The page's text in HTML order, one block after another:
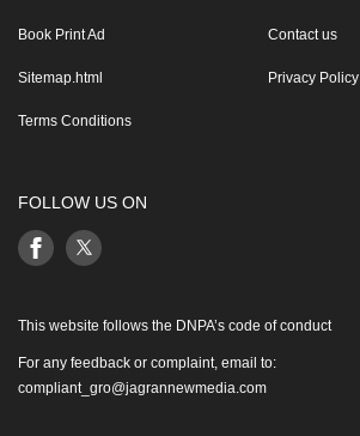
Book Print Ad Contact us
Sitemap.html Privacy Policy
Terms Conditions
FOLLOW US ON
This website follows the DNPA’s code of conduct
For any feedback or complaint, email to:
compliant_gro@jagrannewmedia.com